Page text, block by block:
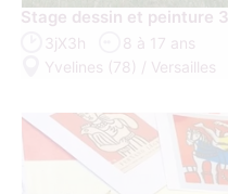
Stage dessin et peinture
3jX3h
8 à 17 ans
Yvelines (78) / Versailles